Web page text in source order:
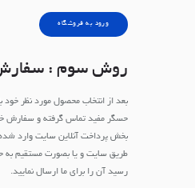
ورود به فروشگاه
روش سوم :
بعد از انتخاب محصول مورد نظر
حسگر مفید تماس گرفته و سفارش
بخش پرداخت آنلاین سایت وارد شده
طریق سایت و یا بصورت مستقیم به
رسید آن را برای ما ارسال نمایید.